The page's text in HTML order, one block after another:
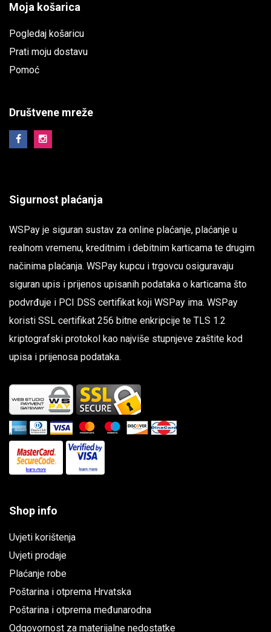
Moja košarica
Pogledaj košaricu
Prati moju dostavu
Pomoć
Društvene mreže
Sigurnost plaćanja
WSPay je siguran sustav za online plaćanje, plaćanje u
realnom vremenu, kreditnim i debitnim karticama te drugim
načinima plaćanja. WSPay kupcu i trgovcu osiguravaju
siguran upis i prijenos upisanih podataka o karticama što
podvrđuje i PCI DSS certifikat koji WSPay ima. WSPay
koristi SSL certifikat 256 bitne enkripcije te TLS 1.2
kriptografski protokol kao najviše stupnjeve zaštite kod
upisa i prijenosa podataka.
Shop info
Uvjeti korištenja
Uvjeti prodaje
Plaćanje robe
Poštarina i otprema Hrvatska
Poštarina i otprema međunarodna
Odgovornost za materijalne nedostatke